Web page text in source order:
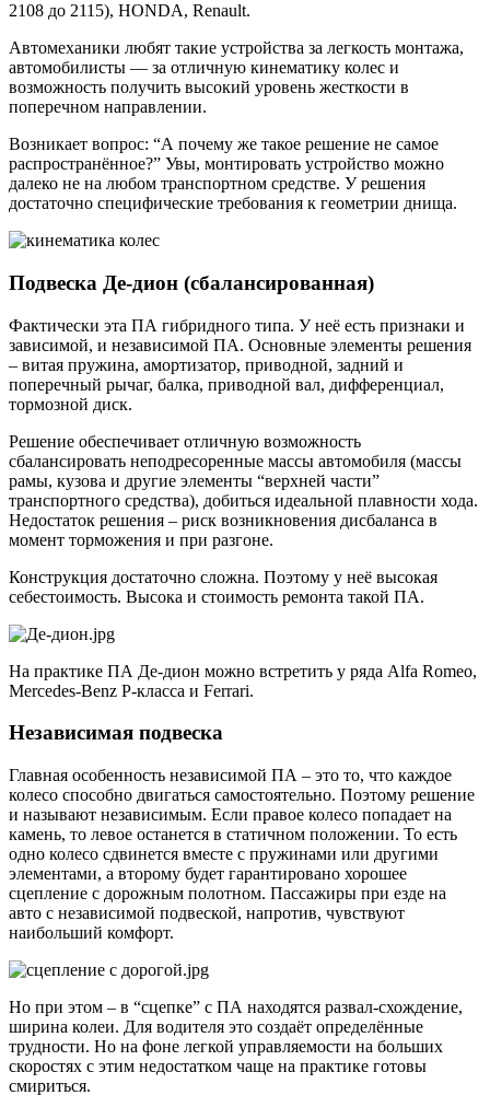
2108 до 2115), HОNDA, Renault.
Автомеханики любят такие устройства за легкость монтажа,
автомобилисты — за отличную кинематику колес и
возможность получить высокий уровень жесткости в
поперечном направлении.
Возникает вопрос: “А почему же такое решение не самое
распространённое?” Увы, монтировать устройство можно
далеко не на любом транспортном средстве. У решения
достаточно специфические требования к геометрии днища.
Подвеска Де-дион (сбалансированная)
Фактически эта ПА гибридного типа. У неё есть признаки и
зависимой, и независимой ПА. Основные элементы решения
– витая пружина, амортизатор, приводной, задний и
поперечный рычаг, балка, приводной вал, дифференциал,
тормозной диск.
Решение обеспечивает отличную возможность
сбалансировать неподресоренные массы автомобиля (массы
рамы, кузова и другие элементы “верхней части”
транспортного средства), добиться идеальной плавности хода.
Недостаток решения – риск возникновения дисбаланса в
момент торможения и при разгоне.
Конструкция достаточно сложна. Поэтому у неё высокая
себестоимость. Высока и стоимость ремонта такой ПА.
На практике ПА Де-дион можно встретить у ряда Alfa Romeo,
Mercedes-Benz Р-класса и Ferrari.
Независимая подвеска
Главная особенность независимой ПА – это то, что каждое
колесо способно двигаться самостоятельно. Поэтому решение
и называют независимым. Если правое колесо попадает на
камень, то левое останется в статичном положении. То есть
одно колесо сдвинется вместе с пружинами или другими
элементами, а второму будет гарантировано хорошее
сцепление с дорожным полотном. Пассажиры при езде на
авто с независимой подвеской, напротив, чувствуют
наибольший комфорт.
Но при этом – в “сцепке” с ПА находятся развал-схождение,
ширина колеи. Для водителя это создаёт определённые
трудности. Но на фоне легкой управляемости на больших
скоростях с этим недостатком чаще на практике готовы
смириться.